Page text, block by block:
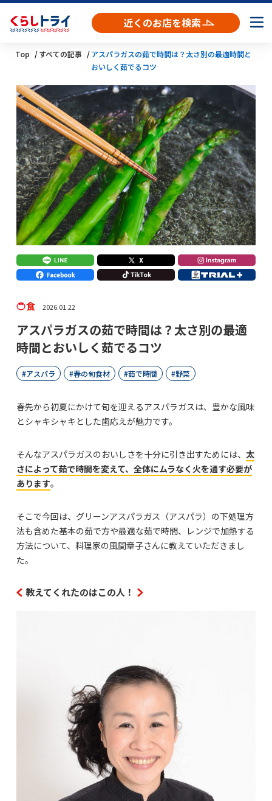
近くのお店を検索
Top すべての記事
アスパラガスの茹で時間は？太さ別の最適時間と
おいしく茹でるコツ
食 2026.01.22
アスパラガスの茹で時間は？太さ別の最適
時間とおいしく茹でるコツ
アスパラ 春の旬食材 茹で時間 野菜
春先から初夏にかけて旬を迎えるアスパラガスは、豊かな風味
とシャキシャキとした歯応えが魅力です。
そんなアスパラガスのおいしさを十分に引き出すためには、 太
さによって茹で時間を変えて、全体にムラなく火を通す必要が
あります。
そこで今回は、グリーンアスパラガス（アスパラ）の下処理方
法も含めた基本の茹で方や最適な茹で時間、レンジで加熱する
方法について、料理家の風間章子さんに教えていただきまし
た。
教えてくれたのはこの人！